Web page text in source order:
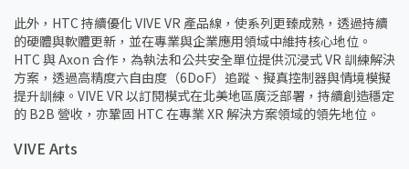
此外，HTC 持續優化 VIVE VR 產品線，使系列更臻成熟，透過持續
的硬體與軟體更新，並在專業與企業應用領域中維持核心地位。
HTC 與 Axon 合作，為執法和公共安全單位提供沉浸式 VR 訓練解決
方案，透過高精度六自由度（6DoF）追蹤、擬真控制器與情境模擬
提升訓練。VIVE VR 以訂閱模式在北美地區廣泛部署，持續創造穩定
的 B2B 營收，亦鞏固 HTC 在專業 XR 解決方案領域的領先地位。
VIVE Arts